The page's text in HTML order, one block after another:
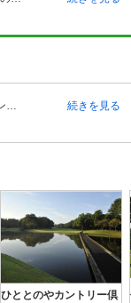
千成ゴルフクラブのコースでは、2年続けてトーナメントが開催されており、また、長期間にわたって東日本のプロテスト会場として使用されていたコースでもあります。全18ホール、全て同じ攻め方ができないよう構成されており、プレーヤーを悩ませ、さらに闘争心をあおるのです。 コースとしては、林間の中で適度にアップダウンがあり、多彩なショットが要求されるのでプロテストの時には受験する生徒たちには恐れられていました。しかし、広いフェアウェイであるため初心者の人たちでもプレーしやすく、その反対に上級者の方たちにはより高いテクニックが要求されるコースにもなっています。 コース整備もよく、人気のあるコースということで平日でも混雑するほどです。一度、正統派コースの醍醐味を堪能してみてください。 続きを見る
ひととのやカントリー倶